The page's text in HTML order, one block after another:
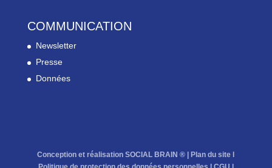
COMMUNICATION
Newsletter
Presse
Données
Conception et réalisation SOCIAL BRAIN ® | Plan du site